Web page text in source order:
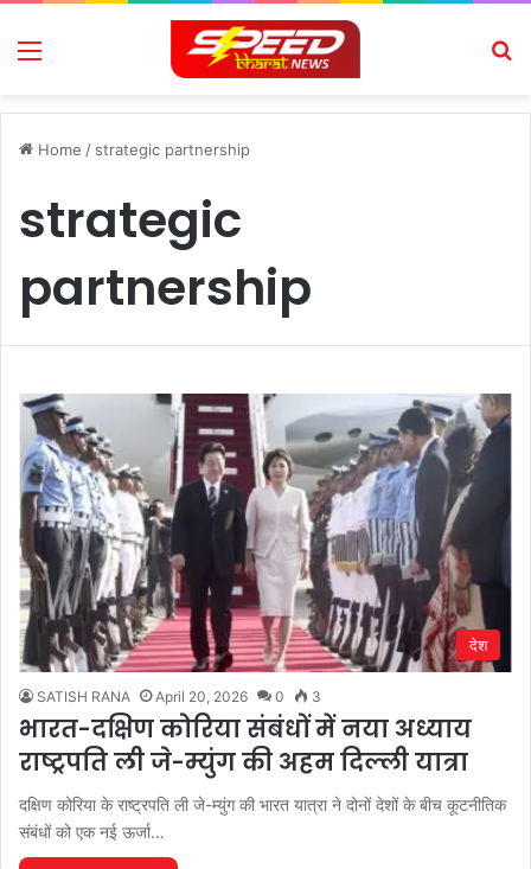
Menu
Home / strategic partnership
strategic
partnership
देश
SATISH RANA April 20, 2026 0 3
भारत-दक्षिण कोरिया संबंधों में नया अध्याय
राष्ट्रपति ली जे-म्युंग की अहम दिल्ली यात्रा
दक्षिण कोरिया के राष्ट्रपति ली जे-म्युंग की भारत यात्रा ने दोनों देशों के बीच कूटनीतिक
संबंधों को एक नई ऊर्जा…